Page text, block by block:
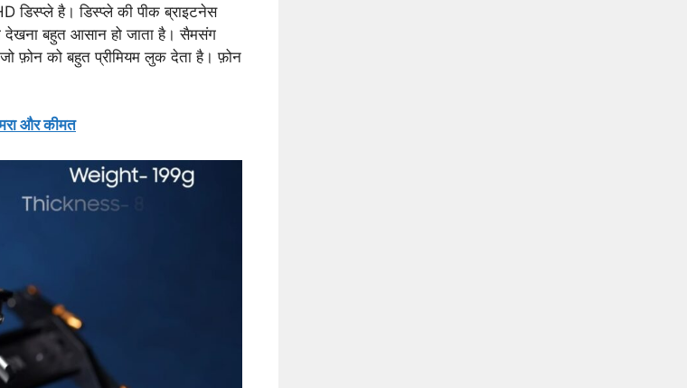
है। डिस्प्ले की पीक ब्राइटनेस
बहुत आसान हो जाता है। सैमसंग
फ़ोन को बहुत प्रीमियम लुक देता है। फ़ोन
और कीमत